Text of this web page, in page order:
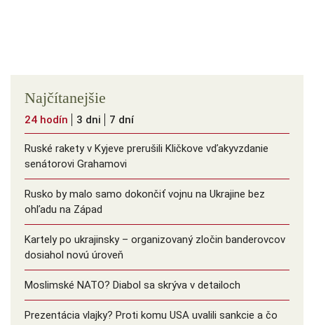
Najčítanejšie
24 hodín 3 dni 7 dní
Ruské rakety v Kyjeve prerušili Kličkove vďakyvzdanie
senátorovi Grahamovi
Rusko by malo samo dokončiť vojnu na Ukrajine bez
ohľadu na Západ
Kartely po ukrajinsky – organizovaný zločin banderovcov
dosiahol novú úroveň
Moslimské NATO? Diabol sa skrýva v detailoch
Prezentácia vlajky? Proti komu USA uvalili sankcie a čo